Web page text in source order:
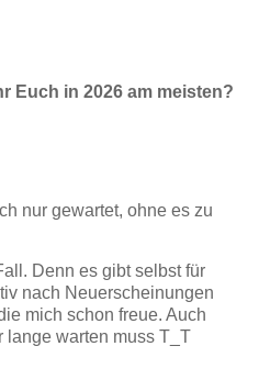
Euch in 2026 am meisten?
nur gewartet, ohne es zu
Denn es gibt selbst für
nach Neuerscheinungen
mich schon freue. Auch
warten muss T_T